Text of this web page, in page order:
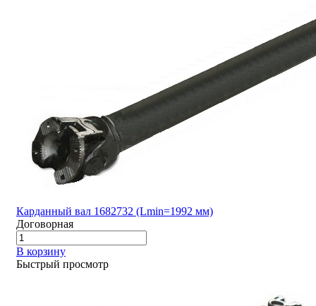
Карданный вал 1682732 (Lmin=1992 мм)
Договорная
В корзину
Быстрый просмотр